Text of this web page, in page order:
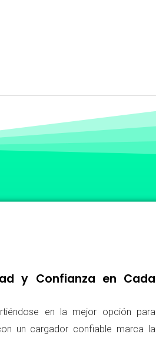
y Confianza en Cada
en la mejor opción para
un cargador confiable marca la